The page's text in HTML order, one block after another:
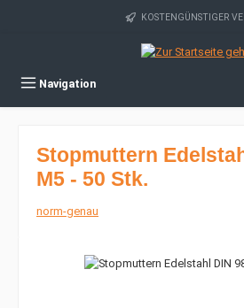
Zum Hauptinhalt springen KOSTENGÜNSTIGER
Navigation
Stopmuttern
M5 - 50 Stk.
norm-genau
Bildergalerie überspringen